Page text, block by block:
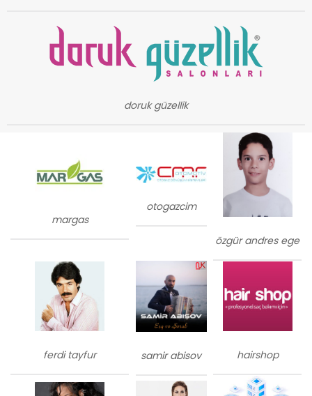
doruk güzellik
margas
otogazcim
özgür andres ege
ferdi tayfur samir abisov hairshop